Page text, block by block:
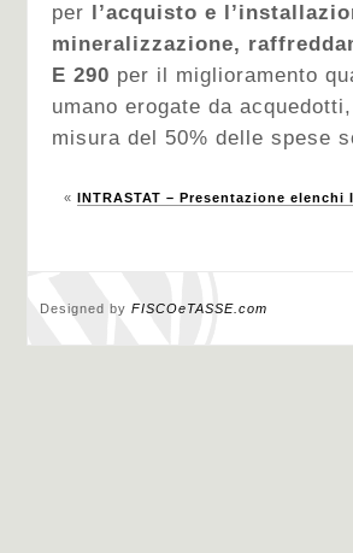
per l’acquisto e
mineralizzazione,
E 290 per il miglioramento
umano erogate da
misura del 50% delle spese
« INTRASTAT – Presentazione elenchi
Designed by FISCOeTASSE.com